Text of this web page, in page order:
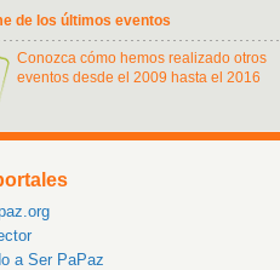
de los últimos eventos
Conozca cómo hemos realizado otros
eventos desde el 2009 hasta el 2016
a Ser PaPaz